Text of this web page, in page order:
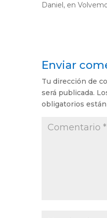
Daniel, en
Enviar
Tu dirección de
será publicada.
obligatorios